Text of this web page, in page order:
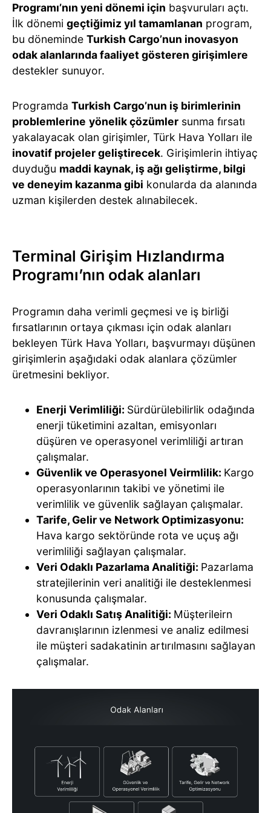
Programı’nın yeni dönemi için başvuruları açtı.
İlk dönemi geçtiğimiz yıl tamamlanan program,
bu döneminde Turkish Cargo’nun inovasyon
odak alanlarında faaliyet gösteren girişimlere
destekler sunuyor.
Programda Turkish Cargo’nun iş birimlerinin
problemlerine yönelik çözümler sunma fırsatı
yakalayacak olan girişimler, Türk Hava Yolları ile
inovatif projeler geliştirecek. Girişimlerin ihtiyaç
duyduğu maddi kaynak, iş ağı geliştirme, bilgi
ve deneyim kazanma gibi konularda da alanında
uzman kişilerden destek alınabilecek.
Terminal Girişim Hızlandırma
Programı’nın odak alanları
Programın daha verimli geçmesi ve iş birliği
fırsatlarının ortaya çıkması için odak alanları
bekleyen Türk Hava Yolları, başvurmayı düşünen
girişimlerin aşağıdaki odak alanlara çözümler
üretmesini bekliyor.
Enerji Verimliliği: Sürdürülebilirlik odağında
enerji tüketimini azaltan, emisyonları
düşüren ve operasyonel verimliliği artıran
çalışmalar.
Güvenlik ve Operasyonel Veirmlilik: Kargo
operasyonlarının takibi ve yönetimi ile
verimlilik ve güvenlik sağlayan çalışmalar.
Tarife, Gelir ve Network Optimizasyonu:
Hava kargo sektöründe rota ve uçuş ağı
verimliliği sağlayan çalışmalar.
Veri Odaklı Pazarlama Analitiği: Pazarlama
stratejilerinin veri analitiği ile desteklenmesi
konusunda çalışmalar.
Veri Odaklı Satış Analitiği: Müşterileirn
davranışlarının izlenmesi ve analiz edilmesi
ile müşteri sadakatinin artırılmasını sağlayan
çalışmalar.